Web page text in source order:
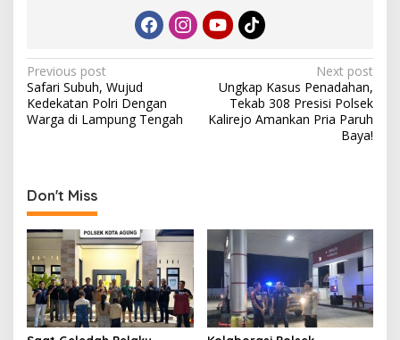
P
o
s
a
v
i
g
a
t
Previous post
Safari Subuh, Wujud
Kedekatan Polri Dengan
Warga di Lampung Tengah
Next post
Ungkap Kasus Penadahan,
Tekab 308 Presisi Polsek
Kalirejo Amankan Pria Paruh
Baya!
Don't Miss